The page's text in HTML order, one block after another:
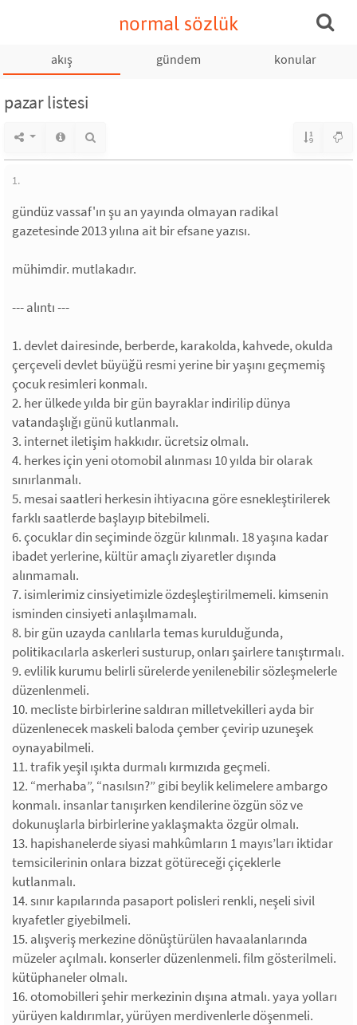
normal sözlük
akış gündem konular
pazar listesi
1.
gündüz vassaf'ın şu an yayında olmayan radikal
gazetesinde 2013 yılına ait bir efsane yazısı.
mühimdir. mutlakadır.
--- alıntı ---
1. devlet dairesinde, berberde, karakolda, kahvede, okulda
çerçeveli devlet büyüğü resmi yerine bir yaşını geçmemiş
çocuk resimleri konmalı.
2. her ülkede yılda bir gün bayraklar indirilip dünya
vatandaşlığı günü kutlanmalı.
3. internet iletişim hakkıdır. ücretsiz olmalı.
4. herkes için yeni otomobil alınması 10 yılda bir olarak
sınırlanmalı.
5. mesai saatleri herkesin ihtiyacına göre esnekleştirilerek
farklı saatlerde başlayıp bitebilmeli.
6. çocuklar din seçiminde özgür kılınmalı. 18 yaşına kadar
ibadet yerlerine, kültür amaçlı ziyaretler dışında
alınmamalı.
7. isimlerimiz cinsiyetimizle özdeşleştirilmemeli. kimsenin
isminden cinsiyeti anlaşılmamalı.
8. bir gün uzayda canlılarla temas kurulduğunda,
politikacılarla askerleri susturup, onları şairlere tanıştırmalı.
9. evlilik kurumu belirli sürelerde yenilenebilir sözleşmelerle
düzenlenmeli.
10. mecliste birbirlerine saldıran milletvekilleri ayda bir
düzenlenecek maskeli baloda çember çevirip uzuneşek
oynayabilmeli.
11. trafik yeşil ışıkta durmalı kırmızıda geçmeli.
12. “merhaba”, “nasılsın?” gibi beylik kelimelere ambargo
konmalı. insanlar tanışırken kendilerine özgün söz ve
dokunuşlarla birbirlerine yaklaşmakta özgür olmalı.
13. hapishanelerde siyasi mahkûmların 1 mayıs’ları iktidar
temsicilerinin onlara bizzat götüreceği çiçeklerle
kutlanmalı.
14. sınır kapılarında pasaport polisleri renkli, neşeli sivil
kıyafetler giyebilmeli.
15. alışveriş merkezine dönüştürülen havaalanlarında
müzeler açılmalı. konserler düzenlenmeli. film gösterilmeli.
kütüphaneler olmalı.
16. otomobilleri şehir merkezinin dışına atmalı. yaya yolları
yürüyen kaldırımlar, yürüyen merdivenlerle döşenmeli.